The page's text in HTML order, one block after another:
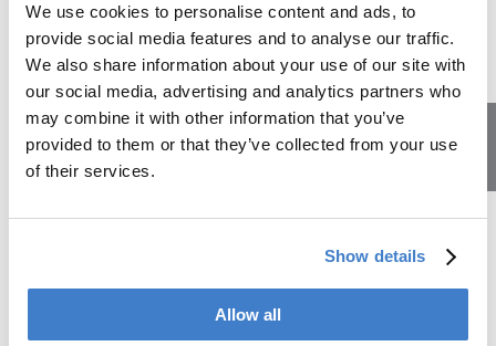
We use cookies to personalise content and ads, to
provide social media features and to analyse our traffic.
We also share information about your use of our site with
our social media, advertising and analytics partners who
may combine it with other information that you’ve
provided to them or that they’ve collected from your use
of their services.
Show details
Allow all
Mit Blick nach vorn freue ich mich darauf, viele von Ihnen im Mai
2026 an der Fachmesse Metpack in Essen zu treffen. Dort
präsentieren wir die neuesten Innovationen und
Weiterentwicklungen unseres Portfolios und nehmen uns Zeit für
den Austausch über Projekte. Im selben Monat finden Sie uns
zudem an der Interpack in Düsseldorf.
Im Namen des gesamten Soudronic-Teams wünsche ich Ihnen
und Ihren Familien eine frohe Weihnachtszeit, gute Gesundheit
Wir freuen uns sehr darauf, Sie 2026 wiederzusehen.
Herzliche Grüsse